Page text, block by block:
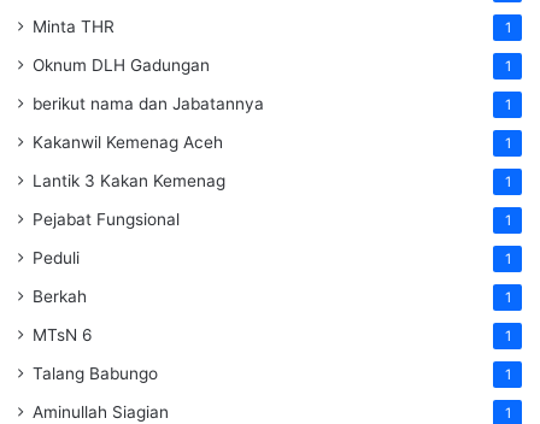
Minta THR 1
Oknum DLH Gadungan 1
berikut nama dan Jabatannya 1
Kakanwil Kemenag Aceh 1
Lantik 3 Kakan Kemenag 1
Pejabat Fungsional 1
Peduli 1
Berkah 1
MTsN 6 1
Talang Babungo 1
Aminullah Siagian 1